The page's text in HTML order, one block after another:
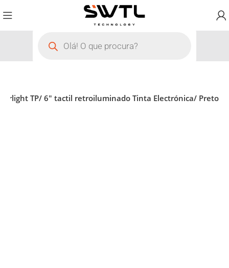
TP/ 6″ tactil retroiluminado Tinta Electrónica/ Preto